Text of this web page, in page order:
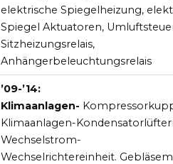
elektrische Spiegelheizung,
Spiegel Aktuatoren,
Sitzheizungsrelais,
Anhängerbeleuchtungsrelais
’09-’14:
Klimaanlagen-
Klimaanlagen-
Wechselstrom-
Wechselrichtereinheit.